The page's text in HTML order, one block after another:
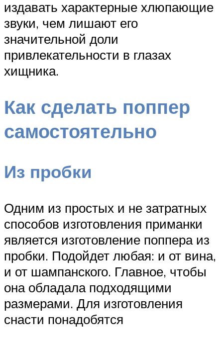
издавать характерные хлюпающие
звуки, чем лишают его
значительной доли
привлекательности в глазах
хищника.
Как сделать поппер
самостоятельно
Из пробки
Одним из простых и не затратных
способов изготовления приманки
является изготовление поппера из
пробки. Подойдет любая: и от вина,
и от шампанского. Главное, чтобы
она обладала подходящими
размерами. Для изготовления
снасти понадобятся